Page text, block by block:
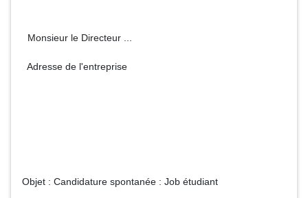
Monsieur le Directeur ...
Adresse de l'entreprise
Objet : Candidature spontanée : Job étudiant